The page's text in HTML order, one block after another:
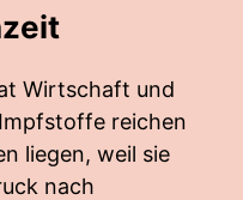
Wirtschaft und
reichen
liegen, weil sie
nach